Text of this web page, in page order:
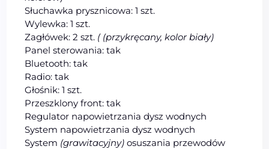
Słuchawka prysznicowa: 1 szt.
Wylewka: 1 szt.
Zagłówek: 2 szt. ( (przykręcany, kolor biały)
Panel sterowania: tak
Bluetooth: tak
Radio: tak
Głośnik: 1 szt.
Przeszklony front: tak
Regulator napowietrzania dysz wodnych
System napowietrzania dysz wodnych
System (grawitacyjny) osuszania przewodów